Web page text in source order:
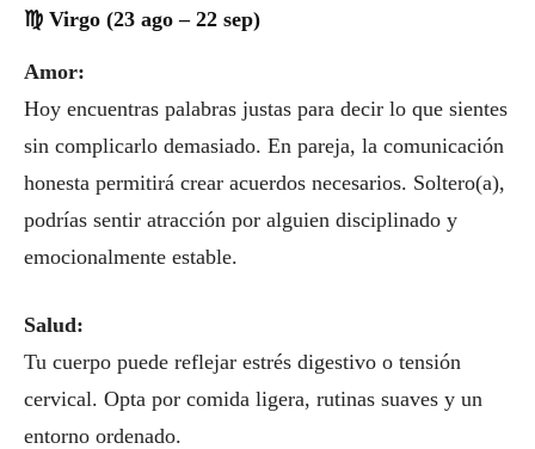
♍ Virgo (23 ago – 22 sep)
Amor:
Hoy encuentras palabras justas para decir lo que sientes
sin complicarlo demasiado. En pareja, la comunicación
honesta permitirá crear acuerdos necesarios. Soltero(a),
podrías sentir atracción por alguien disciplinado y
emocionalmente estable.
Salud:
Tu cuerpo puede reflejar estrés digestivo o tensión
cervical. Opta por comida ligera, rutinas suaves y un
entorno ordenado.